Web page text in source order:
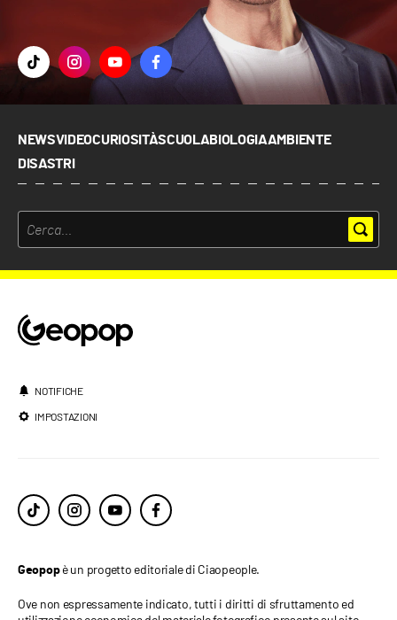
NEWSVIDEOCURIOSITÀSCUOLABIOLOGIAAMBIENTE
DISASTRI
NOTIFICHE
IMPOSTAZIONI
Geopopè un progetto editoriale di Ciaopeople.
Ove non espressamente indicato, tutti i diritti di sfruttamento ed